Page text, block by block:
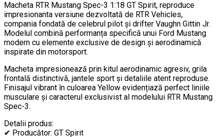
Macheta RTR Mustang Spec-3 1:18 GT Spirit, reproduce
impresionanta versiune dezvoltată de RTR Vehicles,
compania fondată de celebrul pilot și drifter Vaughn Gittin Jr.
Modelul combină performanța specifică unui Ford Mustang
modern cu elemente exclusive de design și aerodinamică
inspirate din motorsport.
Macheta impresionează prin kitul aerodinamic agresiv, grila
frontală distinctivă, jantele sport și detaliile atent reproduse.
Finisajul vibrant în culoarea Yellow evidențiază perfect liniile
musculare și caracterul exclusivist al modelului RTR Mustang
Spec-3.
Detalii produs:
✔ Producător: GT Spirit